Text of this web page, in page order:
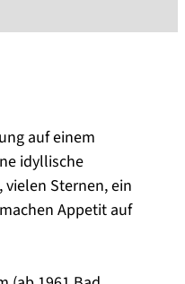
auf einem
idyllische
vielen Sternen, ein
Appetit auf